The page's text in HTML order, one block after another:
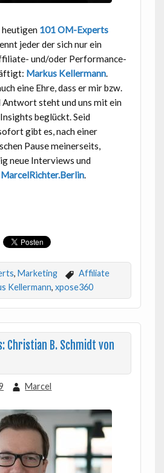
heutigen 101 OM-Experts
jeder der sich nur ein
und/oder Performance-
Markus Kellermann.
eine Ehre, dass er mir bzw.
Antwort steht und uns mit ein
beglückt. Seid
gibt es, nach einer
Pause meinerseits,
neue Interviews und
MarcelRichter.Berlin.
, Marketing
Affiliate
Kellermann, xpose360
Christian B. Schmidt von
Marcel